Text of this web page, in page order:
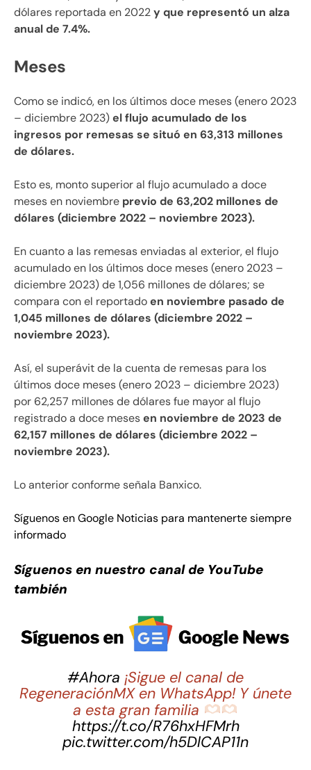
dólares reportada en 2022y que representó un alza
anual de 7.4%.
Meses
Como se indicó, en los últimos doce meses (enero 2023
– diciembre 2023)el flujo acumulado de los
ingresos por remesas se situó en 63,313 millones
de dólares.
Esto es, monto superior al flujo acumulado a doce
meses en noviembre previo de 63,202 millones de
dólares (diciembre 2022 – noviembre 2023).
En cuanto a las remesas enviadas al exterior, el flujo
acumulado en los últimos doce meses (enero 2023 –
diciembre 2023) de 1,056 millones de dólares; se
compara con el reportadoen noviembre pasado de
1,045 millones de dólares (diciembre 2022 –
noviembre 2023).
Así, el superávit de la cuenta de remesas para los
últimos doce meses (enero 2023 – diciembre 2023)
por 62,257 millones de dólares fue mayor al flujo
registrado a doce mesesen noviembre de 2023 de
62,157 millones de dólares (diciembre 2022 –
noviembre 2023).
Lo anterior conforme señala Banxico.
Síguenos en Google Noticias para mantenerte siempre
informado
Síguenos en nuestro canal de YouTube
también
#Ahora ¡Sigue el canal de
RegeneraciónMX en WhatsApp! Y únete
a esta gran familia
https://t.co/R76hxHFMrh
pic.twitter.com/h5DlCAP11n